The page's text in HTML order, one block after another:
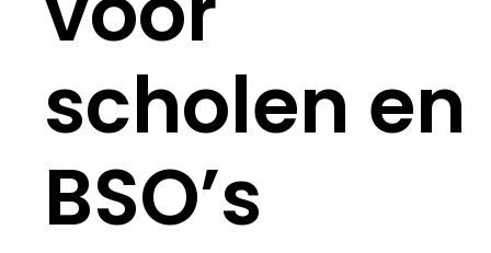
scholen en
BSO’s